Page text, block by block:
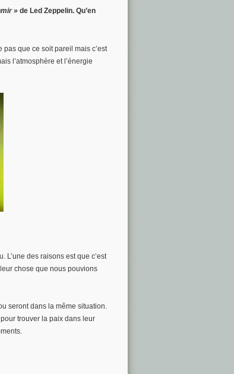
» de Led Zeppelin. Qu’en
que ce soit pareil mais c’est
l’atmosphère et l’énergie
L’une des raisons est que c’est
chose que nous pouvions
seront dans la même situation.
trouver la paix dans leur